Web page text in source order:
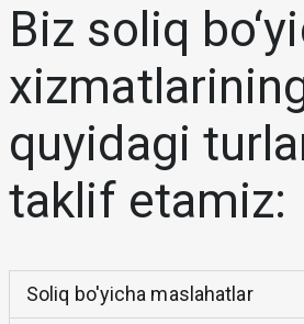
Biz soliq
quyidagi
taklif etamiz:
Soliq bo'yicha maslahatlar